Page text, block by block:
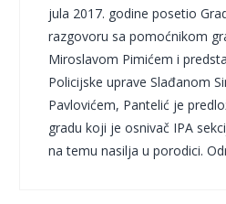
jula 2017. godine posetio
razgovoru sa pomoćnikom
Miroslavom Pimićem i
Policijske uprave Slađanom
Pavlovićem, Pantelić je
gradu koji je osnivač IPA
na temu nasilja u porodici.